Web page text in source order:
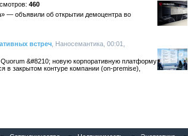
460
— объявили об открытии демоцентра во
встреч , Наносемантика, 00:01,
&#8210; новую корпоративную платформу
в закрытом контуре компании (on-premise),